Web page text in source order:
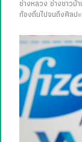
ช่างหลวง ช่างชาวบ้
ท้องถิ่นไปจนถึงศิลป